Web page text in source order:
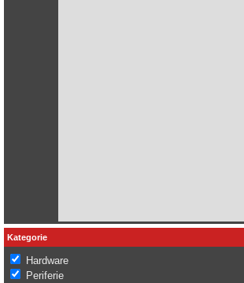
Kategorie
Hardware
Periferie